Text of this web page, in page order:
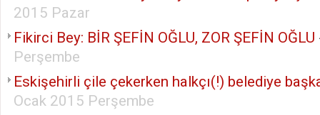
2015 Pazar
Fikirci Bey: BİR ŞEFİN OĞLU, ZOR ŞEFİN OĞLU
Perşembe
Eskişehirli çile çekerken halkçı(!) belediye
Ocak 2015 Perşembe